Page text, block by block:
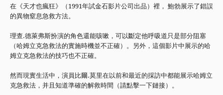
在《天才也瘋狂》（1991年試金石影片公司出品）裡， 鮑勃展示了錯誤
的異物窒息急救方法。
理查.德萊弗斯扮演的角色還能咳嗽，可以斷定他呼吸道只是部分阻塞
（哈姆立克急救法的實施時機並不正確）。另外，這個影片中展示的哈
姆立克急救法的技巧也不正確。
然而現實生活中，演員比爾.莫里在以前和最近的採訪中都能展示哈姆立
克急救法，并且知道準確的解救時間（請點擊一下鏈接）。